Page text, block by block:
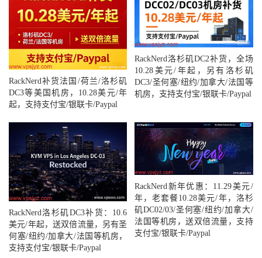
RackNerd补货法国/荷兰/洛杉矶
DC3等美国机房，10.28美元/年
起，支持支付宝/银联卡/Paypal
RackNerd洛杉矶DC2补货，全场
10.28美元/年起，另有洛杉矶
DC3/圣何塞/纽约/加拿大/法国等
机房，支持支付宝/银联卡/Paypal
RackNerd洛杉矶DC3补货：10.6
美元/年起，送双倍流量，另有圣
何塞/纽约/加拿大/法国等机房，
支持支付宝/银联卡/Paypal
RackNerd新年优惠：11.29美元/
年，老套餐10.28美元/年，洛杉
矶DC02/03/圣何塞/纽约/加拿大/
法国等机房，送双倍流量，支持
支付宝/银联卡/Paypal